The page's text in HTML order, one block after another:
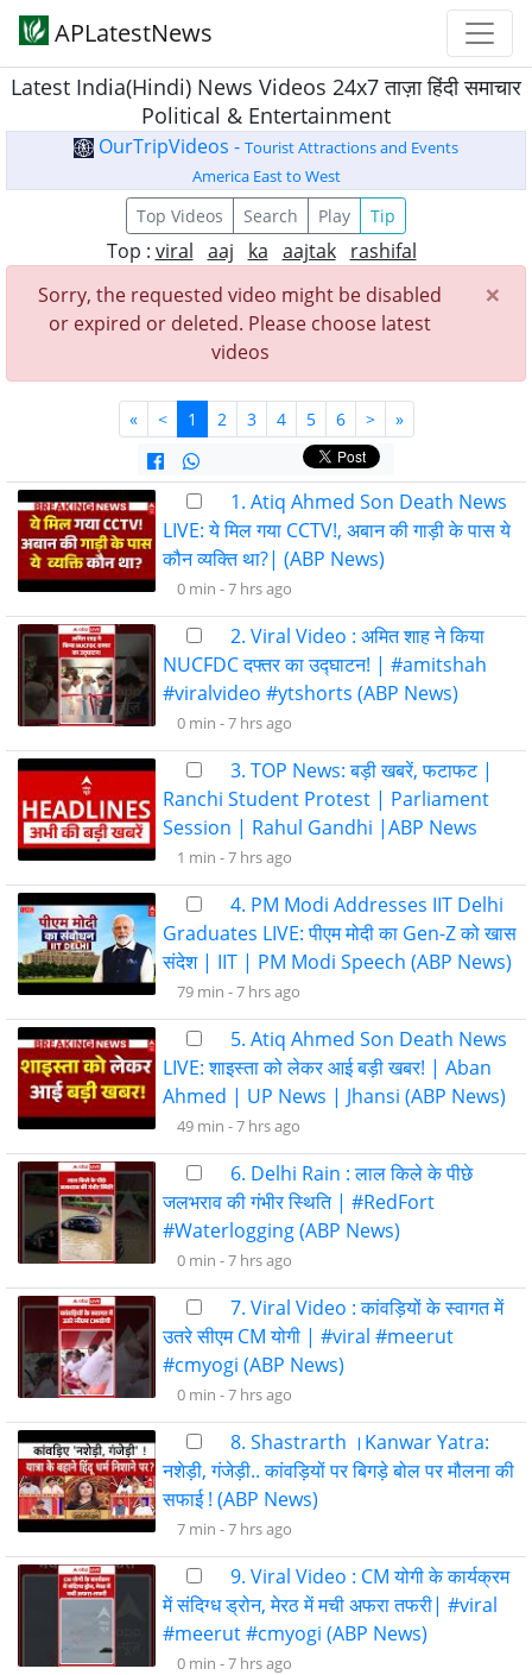
APLatestNews
Latest India(Hindi) News Videos 24x7 ताज़ा हिंदी समाचार
Political & Entertainment
OurTripVideos - Tourist Attractions and Events
America East to West
Top Videos Search Play Tip
Top : viral aaj ka aajtak rashifal
×
Sorry, the requested video might be disabled
or expired or deleted. Please choose latest
videos
« < 1 2 3 4 5 6 > »
1. Atiq Ahmed Son Death News
LIVE: ये मिल गया CCTV!, अबान की गाड़ी के पास ये
कौन व्यक्ति था?| (ABP News)
0 min -7 hrs ago
2. Viral Video : अमित शाह ने किया
NUCFDC दफ्तर का उद्घाटन! | #amitshah
#viralvideo #ytshorts (ABP News)
0 min -7 hrs ago
3. TOP News: बड़ी खबरें, फटाफट |
Ranchi Student Protest | Parliament
Session | Rahul Gandhi |ABP News
1 min -7 hrs ago
4. PM Modi Addresses IIT Delhi
Graduates LIVE: पीएम मोदी का Gen-Z को खास
संदेश | IIT | PM Modi Speech (ABP News)
79 min -7 hrs ago
5. Atiq Ahmed Son Death News
LIVE: शाइस्ता को लेकर आई बड़ी खबर! | Aban
Ahmed | UP News | Jhansi (ABP News)
49 min -7 hrs ago
6. Delhi Rain : लाल किले के पीछे
जलभराव की गंभीर स्थिति | #RedFort
#Waterlogging (ABP News)
0 min -7 hrs ago
7. Viral Video : कांवड़ियों के स्वागत में
उतरे सीएम CM योगी | #viral #meerut
#cmyogi (ABP News)
0 min -7 hrs ago
8. Shastrarth ।Kanwar Yatra:
नशेड़ी, गंजेड़ी.. कांवड़ियों पर बिगड़े बोल पर मौलना की
सफाई ! (ABP News)
7 min -7 hrs ago
9. Viral Video : CM योगी के कार्यक्रम
में संदिग्ध ड्रोन, मेरठ में मची अफरा तफरी| #viral
#meerut #cmyogi (ABP News)
0 min -7 hrs ago